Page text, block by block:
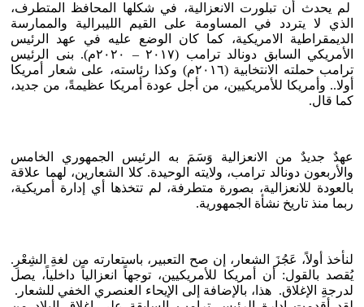
لم يحدث أن تبلورت الانعزالية، في شكلها المحافظ المتطرف،
الذي لا يتردد في المساومة على القيم الليبرالية والممارسة
الديمقراطية الامريكية، كما كان الوضع عليه في عهد الرئيس
الأمريكي السابق دونالد ترامب (٢٠١٧ – ٢٠٢٠م). بنى الرئيس
ترامب حملته الانتخابية (٢٠١٦م) وكذا رئاسته، على شعار أمريكا
أولا.. وأمريكا للأمريكيين، من أجل عودة أمريكا عظيمةً، من جديد،
كما قال.
عهدٌ جديدٌ من الانعزالية وَسَمَ به الرئيس الجمهوري الخامس
والأربعون دونالد ترامب، ولايته الوحيدة. كلا الشعارين، لهما علاقة
بالعودة للانعزالية، بصورة متطرفة، لم تتخذها أي إدارة أمريكية،
ربما منذ تاريخ نشأة الجمهورية.
لنأخذ أولاً، عَجُزَ الشعار، إن صح التعبير، باستعارته من لغةِ الشِعْرِ.
يُقصد بالقول: أن أمريكا للأمريكيين، توجهاً انعزالياً داخلياً، يصل
لدرجةِ الإغلاق. هذا، بالإضافة إلى الإيحاء العنصري الخفي للشعار.